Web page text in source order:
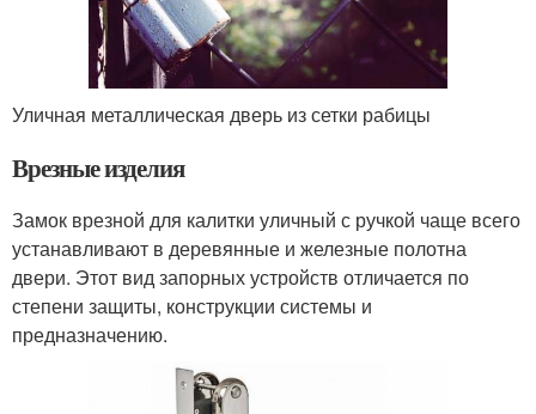
Уличная металлическая дверь из сетки рабицы
Врезные изделия
Замок врезной для калитки уличный с ручкой чаще всего
устанавливают в деревянные и железные полотна
двери. Этот вид запорных устройств отличается по
степени защиты, конструкции системы и
предназначению.